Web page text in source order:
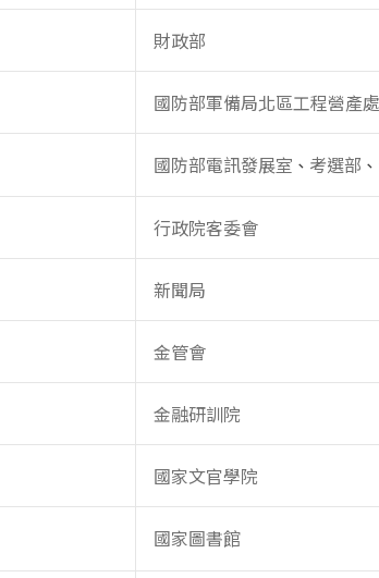
財政部
國防部軍備局北區工程營產處
國防部電訊發展室 、 考選部 、
行政院客委會
新聞局
金管會
金融研訓院
國家文官學院
國家圖書館